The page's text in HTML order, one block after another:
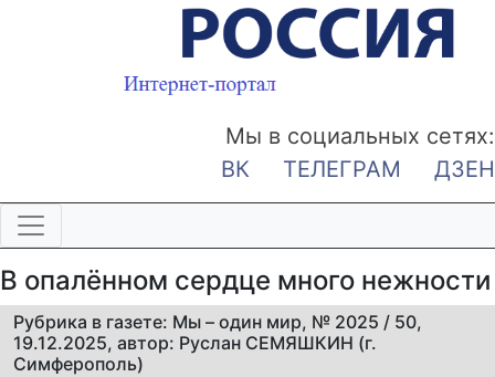
Мы в социальных сетях:
ВК
ТЕЛЕГРАМ ДЗЕН
В опалённом сердце много нежности
Рубрика в газете: Мы – один мир, № 2025 / 50,
19.12.2025, автор: Руслан СЕМЯШКИН (г.
Симферополь)